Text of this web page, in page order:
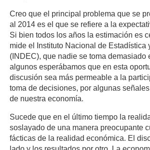
Creo que el principal problema que se
al 2014 es el que se refiere a la
Si bien todos los años la estimación es
mide el Instituto Nacional de Estadística
(INDEC), que nadie se toma demasiado
algunos esperábamos que en esta
discusión sea más permeable a la
toma de decisiones, por algunas
de nuestra economía.
Sucede que en el último tiempo la
soslayado de una manera preocupante
fácticas de la realidad económica. El